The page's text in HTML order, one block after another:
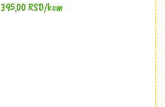
395,00RSD/kom